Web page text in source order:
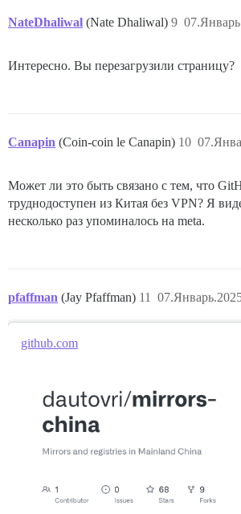
NateDhaliwal (Nate Dhaliwal) 9
Интересно. Вы перезагрузили страницу?
Canapin (Coin-coin le Canapin) 10
Может ли это быть связано с тем, что
труднодоступен из Китая без VPN? Я
несколько раз упоминалось на meta.
pfaffman (Jay Pfaffman) 11
github.com